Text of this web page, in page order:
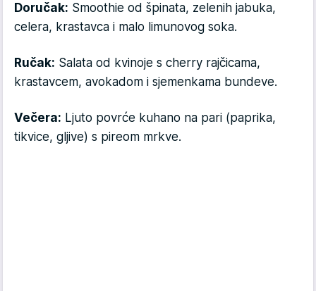
Doručak: Smoothie od špinata, zelenih jabuka,
celera, krastavca i malo limunovog soka.
Ručak: Salata od kvinoje s cherry rajčicama,
krastavcem, avokadom i sjemenkama bundeve.
Večera: Ljuto povrće kuhano na pari (paprika,
tikvice, gljive) s pireom mrkve.